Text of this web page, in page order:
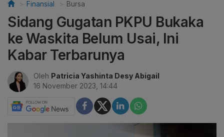
Finansial Bursa
Sidang Gugatan PKPU Bukaka
ke Waskita Belum Usai, Ini
Kabar Terbarunya
Oleh Patricia Yashinta Desy Abigail
16 November 2023, 14:44